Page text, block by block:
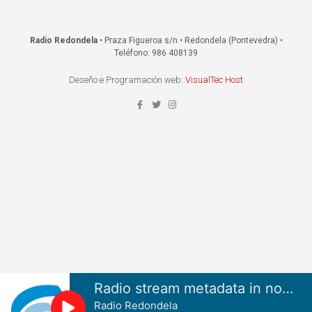
Radio Redondela• Praza Figueroa s/n • Redondela (Pontevedra) •
Teléfono: 986 408139
Deseño e Programación web: VisualTec Host
Radio stream metadata in not available.
Radio Redondela